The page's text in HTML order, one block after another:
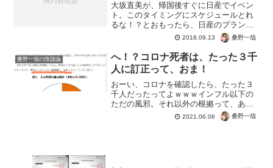
大坂直美が、帰国後すぐに日産でイベン
ト。このタイミングにスケジュールとれ
るな！？とおもったら、日産のブランド
アンバサダーになってたんだって。なる
ほど。スピードとかコネとかよりも、先
に選んでだと。全米オープンテニスで優
勝したら、そりゃ価値はあ...
2018.09.13 桑野一哉
桑野一哉の陰謀論
へ！？コロナ死者は、たった３千
人に訂正って、おま！
おーい、コロナを確認したら、たった３
千人だったってよｗｗｗインフル以下の
ただの風邪。それ以外の根拠って、あれ
ば教えて欲しーわ。つまり、茶番♪厚労省
に電話受話器PCR検査の感染と陽性は違
2021.06.06 桑野一哉